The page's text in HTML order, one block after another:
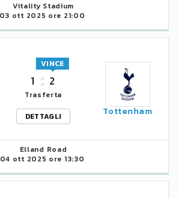
Vitality Stadium
03 ott 2025 ore 21:00
1 2
VINCE
Trasferta
DETTAGLI
Tottenham
Elland Road
04 ott 2025 ore 13:30